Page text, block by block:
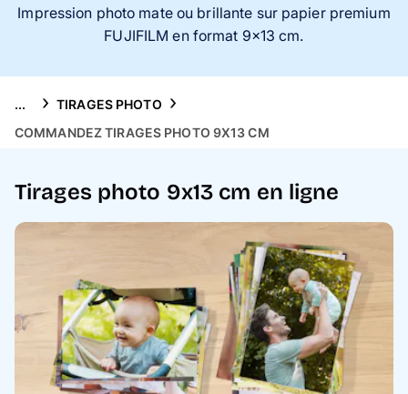
FAQ & Service client
Impression photo mate ou brillante sur papier premium
FUJIFILM en format 9x13 cm.
...
TIRAGES PHOTO
COMMANDEZ TIRAGES PHOTO 9X13 CM
Tirages photo 9x13 cm en ligne